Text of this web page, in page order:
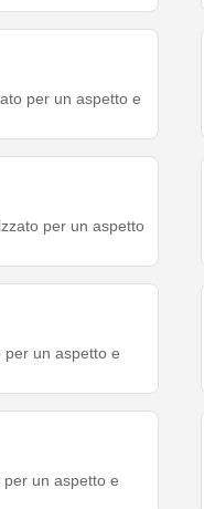
per un aspetto e
per un aspetto
per un aspetto e
un aspetto e